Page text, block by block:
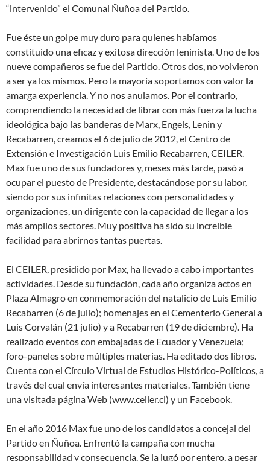
“intervenido” el Comunal Ñuñoa del Partido.
Fue éste un golpe muy duro para quienes habíamos
constituido una eficaz y exitosa dirección leninista. Uno de los
nueve compañeros se fue del Partido. Otros dos, no volvieron
a ser ya los mismos. Pero la mayoría soportamos con valor la
amarga experiencia. Y no nos anulamos. Por el contrario,
comprendiendo la necesidad de librar con más fuerza la lucha
ideológica bajo las banderas de Marx, Engels, Lenin y
Recabarren, creamos el 6 de julio de 2012, el Centro de
Extensión e Investigación Luis Emilio Recabarren, CEILER.
Max fue uno de sus fundadores y, meses más tarde, pasó a
ocupar el puesto de Presidente, destacándose por su labor,
siendo por sus infinitas relaciones con personalidades y
organizaciones, un dirigente con la capacidad de llegar a los
más amplios sectores. Muy positiva ha sido su increíble
facilidad para abrirnos tantas puertas.
El CEILER, presidido por Max, ha llevado a cabo importantes
actividades. Desde su fundación, cada año organiza actos en
Plaza Almagro en conmemoración del natalicio de Luis Emilio
Recabarren (6 de julio); homenajes en el Cementerio General a
Luis Corvalán (21 julio) y a Recabarren (19 de diciembre). Ha
realizado eventos con embajadas de Ecuador y Venezuela;
foro-paneles sobre múltiples materias. Ha editado dos libros.
Cuenta con el Círculo Virtual de Estudios Histórico-Políticos, a
través del cual envía interesantes materiales. También tiene
una visitada página Web (www.ceiler.cl) y un Facebook.
En el año 2016 Max fue uno de los candidatos a concejal del
Partido en Ñuñoa. Enfrentó la campaña con mucha
responsabilidad y consecuencia. Se la jugó por entero, a pesar